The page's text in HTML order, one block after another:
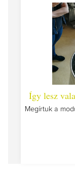
Így lesz
Megírtuk a